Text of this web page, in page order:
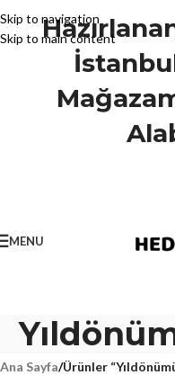
Skip to navigation
Skip to main content
MENU
Ana Sayfa/Ürünler